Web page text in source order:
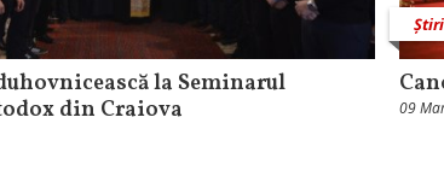
la Seminarul
din Craiova
Știri
09